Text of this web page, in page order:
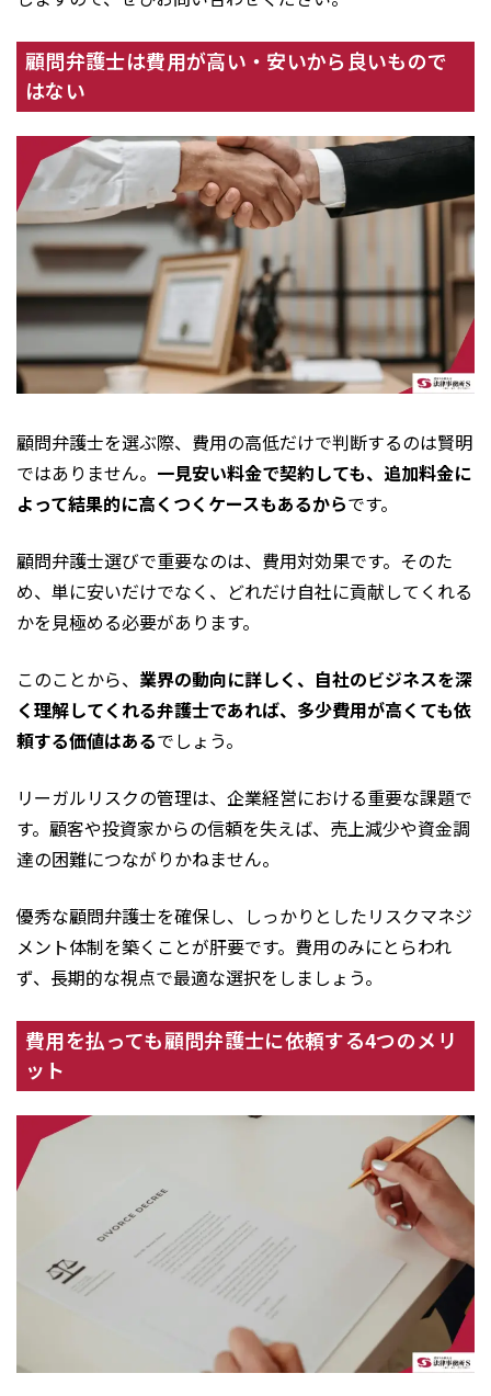
顧問弁護士は費用が高い・安いから良いもので
はない
顧問弁護士を選ぶ際、費用の高低だけで判断するのは賢明
ではありません。 一見安い料金で契約しても、追加料金に
よって結果的に高くつくケースもあるからです。
顧問弁護士選びで重要なのは、費用対効果です。そのた
め、単に安いだけでなく、どれだけ自社に貢献してくれる
かを見極める必要があります。
このことから、 業界の動向に詳しく、自社のビジネスを深
く理解してくれる弁護士であれば、多少費用が高くても依
頼する価値はあるでしょう。
リーガルリスクの管理は、企業経営における重要な課題で
す。顧客や投資家からの信頼を失えば、売上減少や資金調
達の困難につながりかねません。
優秀な顧問弁護士を確保し、しっかりとしたリスクマネジ
メント体制を築くことが肝要です。費用のみにとらわれ
ず、長期的な視点で最適な選択をしましょう。
費用を払っても顧問弁護士に依頼する4つのメリ
ット